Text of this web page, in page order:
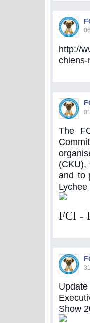
http://
The
and to
Lychee
FCI -
Show